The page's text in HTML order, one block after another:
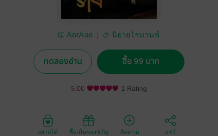
AorAae นิยายโรมานซ์
ทดลองอ่าน ซื้อ 99 บาท
5.00 1 Rating
อยากได้ ซื้อเป็นของขวัญ ติดตาม แชร์